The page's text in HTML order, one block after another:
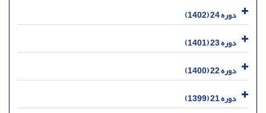
دوره 24 (1402)
دوره 23 (1401)
دوره 22 (1400)
دوره 21 (1399)